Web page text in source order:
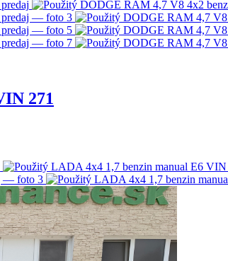
271